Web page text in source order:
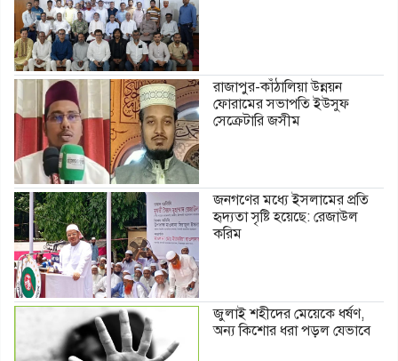
রাজাপুর-কাঁঠালিয়া উন্নয়ন
ফোরামের সভাপতি ইউসুফ
সেক্রেটারি জসীম
জনগণের মধ্যে ইসলামের প্রতি
হৃদ্যতা সৃষ্টি হয়েছে: রেজাউল
করিম
জুলাই শহীদের মেয়েকে ধর্ষণ,
অন্য কিশোর ধরা পড়ল যেভাবে